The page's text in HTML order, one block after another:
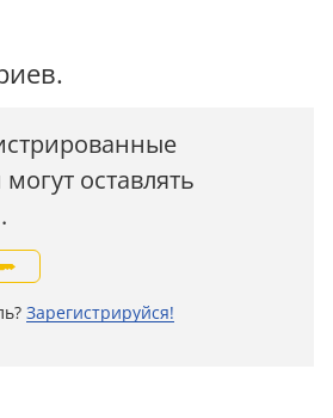
оставлять
Зарегистрируйся!